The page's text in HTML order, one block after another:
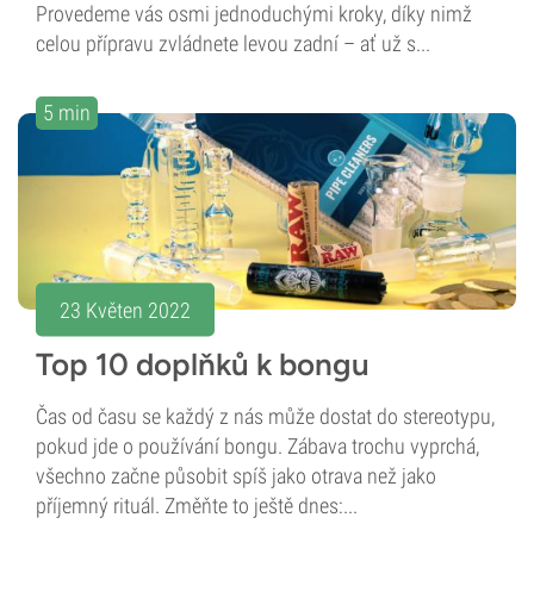
Provedeme vás osmi jednoduchými kroky, díky nimž
celou přípravu zvládnete levou zadní – ať už s...
5 min
23 Květen 2022
Top 10 doplňků k bongu
Čas od času se každý z nás může dostat do stereotypu,
pokud jde o používání bongu. Zábava trochu vyprchá,
všechno začne působit spíš jako otrava než jako
příjemný rituál. Změňte to ještě dnes:...